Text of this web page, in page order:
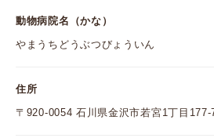
動物病院名（かな）
やまうちどうぶつびょういん
住所
〒920-0054 石川県金沢市若宮1丁目177-